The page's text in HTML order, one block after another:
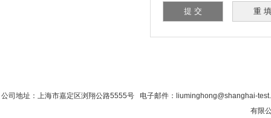
公司地址：上海市嘉定区浏翔公路5555号 电子邮件：liuminghong@shanghai-
有限